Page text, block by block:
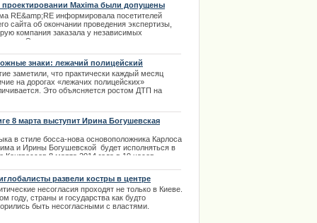
Maxima были допущены
RE&amp;RE информировала посетителей
сайта об окончании проведения экспертизы,
компания заказала у независимых
Экспертизу проекта строительства
сертифицированные строительные инженеры
Грасманис, Валерий Васильев и Дидзис
| 28.11.2013
знаки: лежачий полицейский
заметили, что практически каждый месяц
на дорогах «лежачих полицейских»
Это объясняется ростом ДТП на
8 марта выступит Ирина Богушевская
в стиле босса-нова основоположника Карлоса
и Ирины Богушевской будет исполняться в
Конгрессов 8 марта 2014 года в 19 часов.
в своих кассах.
развели костры в центре
несогласия проходят не только в Киеве.
году, страны и государства как будто
быть несогласными с властями.
протесты и попытки свержения